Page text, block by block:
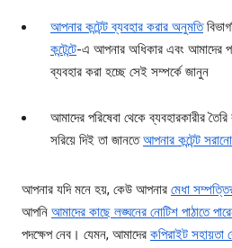
আপনার কন্টেন্ট ব্যবহার করার অনুমতি
কন্টেন্টে-এ আপনার অধিকার এবং আমাদের
ব্যবহার করা হচ্ছে সেই সম্পর্কে জানুন
আমাদের পরিষেবা থেকে ব্যবহারকারীর
সরিয়ে দিই তা জানতেআপনার কন্টেন্ট সরানো
আপনার যদি মনে হয়, কেউ আপনার মেধা
আপনি আমাদের কাছে লঙ্ঘনের নোটিশ পাঠাতে
পদক্ষেপ নেব। যেমন, আমাদের কপিরাইট সহায়তা